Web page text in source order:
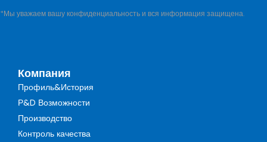
*Мы уважаем вашу конфиденциальность и вся информация защищена.
Компания
Профиль&История
Р&D Возможности
Производство
Контроль качества